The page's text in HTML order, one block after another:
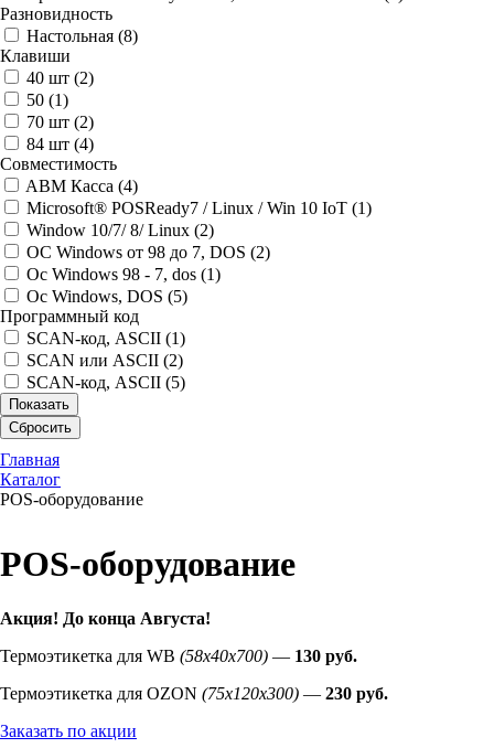
Разновидность
Настольная (8)
Клавиши
40 шт (2)
50 (1)
70 шт (2)
84 шт (4)
Совместимость
ABM Касса (4)
Microsoft® POSReady7 / Linux / Win 10 IoT (1)
Window 10/7/ 8/ Linux (2)
ОС Windows от 98 до 7, DOS (2)
Ос Windows 98 - 7, dos (1)
Ос Windows, DOS (5)
Программный код
SCAN-код, ASCII (1)
SCAN или ASCII (2)
SCAN-код, ASCII (5)
Показать
Сбросить
Главная
Каталог
POS-оборудование
POS-оборудование
Акция! До конца Августа!
Термоэтикетка для WB (58х40х700) — 130 руб.
Термоэтикетка для OZON (75х120х300) — 230 руб.
Заказать по акции